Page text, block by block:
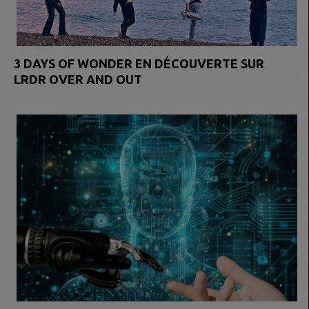
3 DAYS OF WONDER EN DÉCOUVERTE SUR
LRDR OVER AND OUT